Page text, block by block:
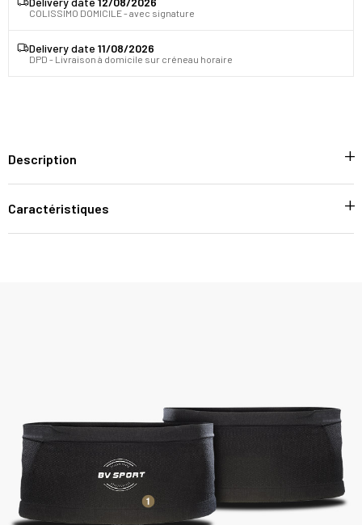
COLISSIMO DOMICILE - avec signature
Delivery date 11/08/2026
DPD - Livraison à domicile sur créneau horaire
Description
Caractéristiques